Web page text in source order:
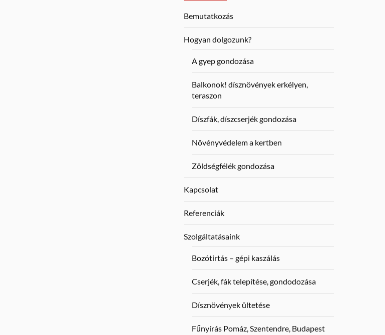
Bemutatkozás
Hogyan dolgozunk?
A gyep gondozása
Balkonok! dísznövények erkélyen,
teraszon
Díszfák, díszcserjék gondozása
Növényvédelem a kertben
Zöldségfélék gondozása
Kapcsolat
Referenciák
Szolgáltatásaink
Bozótirtás – gépi kaszálás
Cserjék, fák telepítése, gondodozása
Dísznövények ültetése
Fűnyírás Pomáz, Szentendre, Budapest